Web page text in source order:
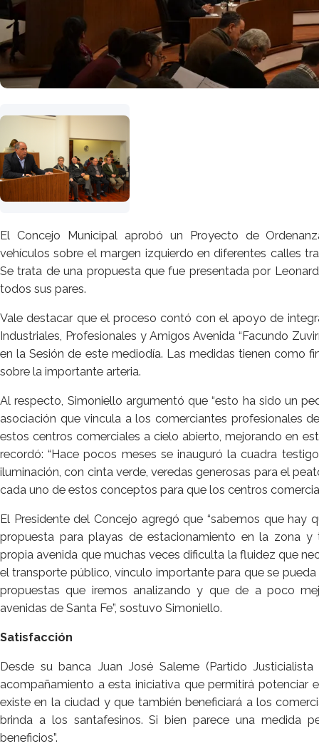
El Concejo Municipal aprobó un Proyecto de
vehículos sobre el margen izquierdo en diferentes calles
Se trata de una propuesta que fue presentada por
todos sus pares.
Vale destacar que el proceso contó con el apoyo de
Industriales, Profesionales y Amigos Avenida “Facundo
en la Sesión de este mediodía. Las medidas tienen como
sobre la importante arteria.
Al respecto, Simoniello argumentó que “esto ha sido un
asociación que vincula a los comerciantes profesionales
estos centros comerciales a cielo abierto, mejorando en
recordó: “Hace pocos meses se inauguró la cuadra
iluminación, con cinta verde, veredas generosas para el
cada uno de estos conceptos para que los centros
El Presidente del Concejo agregó que “sabemos que hay
propuesta para playas de estacionamiento en la zona
propia avenida que muchas veces dificulta la fluidez que
el transporte público, vínculo importante para que se
propuestas que iremos analizando y que de a poco
avenidas de Santa Fe”, sostuvo Simoniello.
Satisfacción
Desde su banca Juan José Saleme (Partido
acompañamiento a esta iniciativa que permitirá potenciar
existe en la ciudad y que también beneficiará a los
brinda a los santafesinos. Si bien parece una medida
beneficios”.